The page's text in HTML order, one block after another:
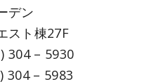
デン
スト棟27F
304 – 5930
304 – 5983